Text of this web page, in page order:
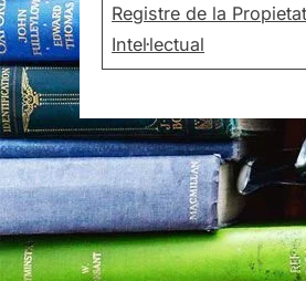
Registre de la Propietat
Intel·lectual